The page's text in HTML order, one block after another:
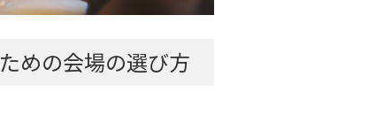
めの会場の選び方